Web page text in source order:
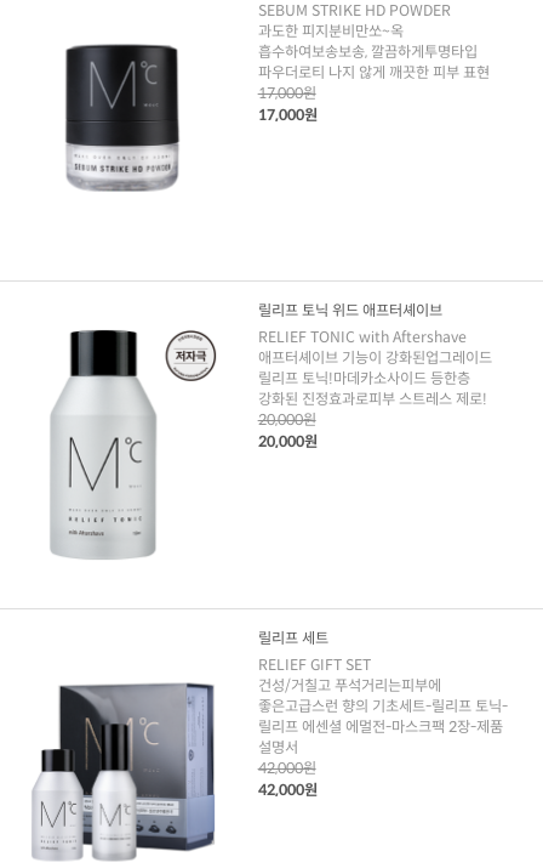
SEBUM STRIKE HD POWDER
과도한 피지분비만쏘~옥
흡수하여보송보송, 깔끔하게투명타입
파우더로티 나지 않게 깨끗한 피부 표현
17,000원
17,000원
릴리프 토닉 위드 애프터셰이브
RELIEF TONIC with Aftershave
애프터셰이브 기능이 강화된업그레이드
릴리프 토닉!마데카소사이드 등한층
강화된 진정효과로피부 스트레스 제로!
20,000원
20,000원
릴리프 세트
RELIEF GIFT SET
건성/거칠고 푸석거리는피부에
좋은고급스런 향의 기초세트-릴리프 토닉-
릴리프 에센셜 에멀전-마스크팩 2장-제품
설명서
42,000원
42,000원